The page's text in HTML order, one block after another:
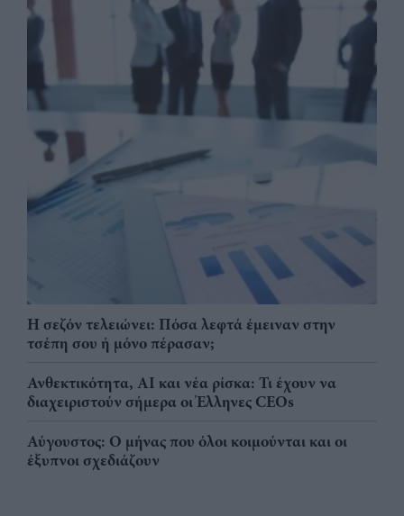
Η σεζόν τελειώνει: Πόσα λεφτά έμειναν στην
τσέπη σου ή μόνο πέρασαν;
Ανθεκτικότητα, AI και νέα ρίσκα: Τι έχουν να
διαχειριστούν σήμερα οι Έλληνες CEOs
Αύγουστος: Ο μήνας που όλοι κοιμούνται και οι
έξυπνοι σχεδιάζουν